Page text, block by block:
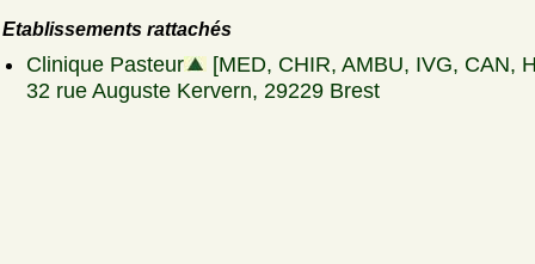
Etablissements rattachés
Clinique Pasteur
[MED, CHIR, AMBU, IVG, CAN,
32 rue Auguste Kervern, 29229 Brest